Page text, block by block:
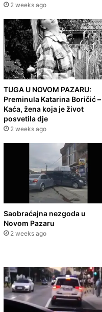
2 weeks ago
TUGA U NOVOM PAZARU:
Preminula Katarina Boričić –
Kaća, žena koja je život
posvetila dje
2 weeks ago
Saobraćajna nezgoda u
Novom Pazaru
2 weeks ago